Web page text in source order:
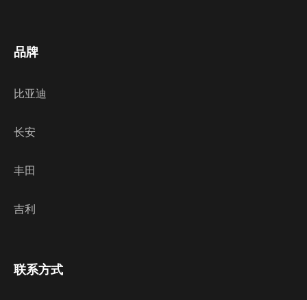
品牌
比亚迪
长安
丰田
吉利
联系方式